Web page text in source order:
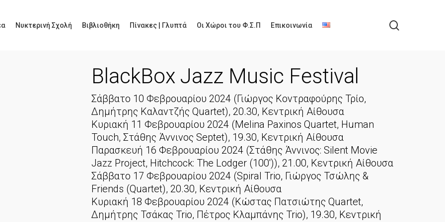
Νυκτερινή Σχολή Βιβλιοθήκη Πίνακες | Γλυπτά Οι Χώροι του Φ.Σ.Π Επικοινωνία
BlackBox Jazz Music Festival
Σάββατο 10 Φεβρουαρίου 2024 (Γιώργος Κοντραφούρης Τρίο,
Δημήτρης Καλαντζής Quartet), 20.30, Κεντρική Αίθουσα
Κυριακή 11 Φεβρουαρίου 2024 (Melina Paxinos Quartet, Human
Touch, Στάθης Άννινος Septet), 19.30, Κεντρική Αίθουσα
Παρασκευή 16 Φεβρουαρίου 2024 (Στάθης Άννινος: Silent Movie
Jazz Project, Hitchcock: The Lodger (100')), 21.00, Κεντρική Αίθουσα
Σάββατο 17 Φεβρουαρίου 2024 (Spiral Trio, Γιώργος Τσώλης &
Friends (Quartet), 20.30, Κεντρική Αίθουσα
Κυριακή 18 Φεβρουαρίου 2024 (Κώστας Πατσιώτης Quartet,
Δημήτρης Τσάκας Trio, Πέτρος Κλαμπάνης Trio), 19.30, Κεντρική